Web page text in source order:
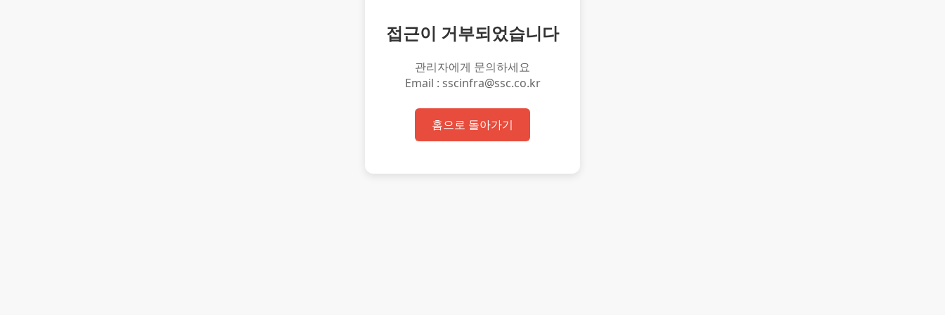
접근이 거부되었습니다
관리자에게 문의하세요
Email : sscinfra@ssc.co.kr
홈으로 돌아가기